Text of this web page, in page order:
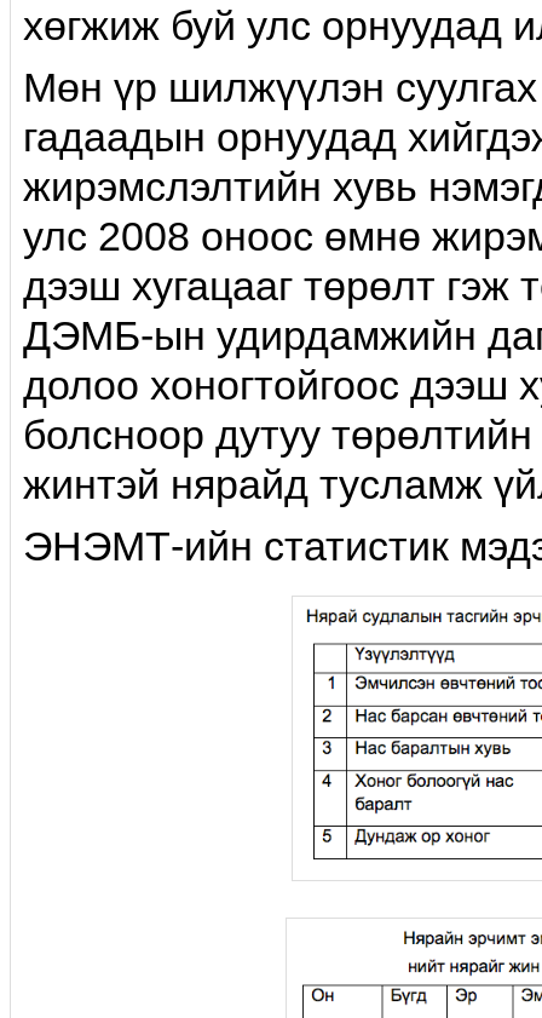
хөгжиж буй улс орнуудад
Мөн үр шилжүүлэн
гадаадын орнуудад
жирэмслэлтийн хувь
улс 2008 оноос өмнө
дээш хугацааг төрөлт гэж
ДЭМБ-ын удирдамжийн
долоо хоногтойгоос дээш
болсноор дутуу
жинтэй нярайд тусламж
ЭНЭМТ-ийн статистик